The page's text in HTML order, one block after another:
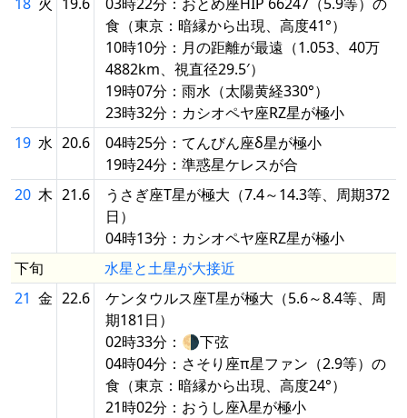
食（東京：暗縁から出現、高度41°）
10時10分：月の距離が最遠（1.053、40万
4882km、視直径29.5′）
19時07分：雨水（太陽黄経330°）
23時32分：カシオペヤ座RZ星が極小
19 水 20.6
04時25分：てんびん座δ星が極小
19時24分：準惑星ケレスが合
20 木 21.6
うさぎ座T星が極大（7.4～14.3等、周期372
日）
04時13分：カシオペヤ座RZ星が極小
下旬
水星と土星が大接近
21 金 22.6
ケンタウルス座T星が極大（5.6～8.4等、周
期181日）
02時33分：🌗下弦
04時04分：さそり座π星ファン（2.9等）の
食（東京：暗縁から出現、高度24°）
21時02分：おうし座λ星が極小